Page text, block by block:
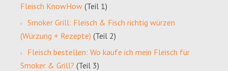
Fleisch KnowHow (Teil 1)
Smoker Grill: Fleisch & Fisch richtig würzen
(Würzung + Rezepte) (Teil 2)
Fleisch bestellen: Wo kaufe ich mein Fleisch für
Smoker & Grill? (Teil 3)